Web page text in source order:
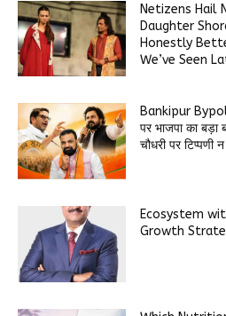
Netizens Hail
Daughter
Honestly
We’ve Seen
Bankipur
पर भाजपा का
चौधरी पर टिप्पणी
Ecosystem
Growth